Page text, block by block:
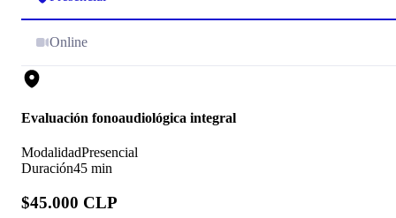
Online
Evaluación fonoaudiológica integral
ModalidadPresencial
Duración45 min
$45.000 CLP